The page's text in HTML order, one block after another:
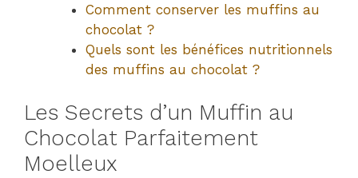
Comment conserver les muffins au
chocolat ?
Quels sont les bénéfices nutritionnels
des muffins au chocolat ?
Les Secrets d’un Muffin au
Chocolat Parfaitement
Moelleux